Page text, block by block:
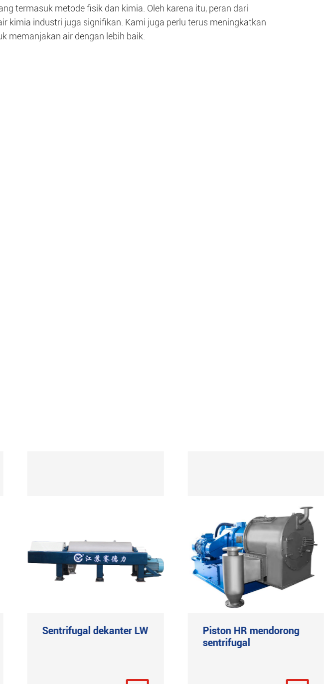
termasuk metode fisik dan kimia. Oleh karena itu, peran dari
kimia industri juga signifikan. Kami juga perlu terus meningkatkan
memanjakan air dengan lebih baik.
Sentrifugal dekanter LW
Piston HR mendorong
sentrifugal